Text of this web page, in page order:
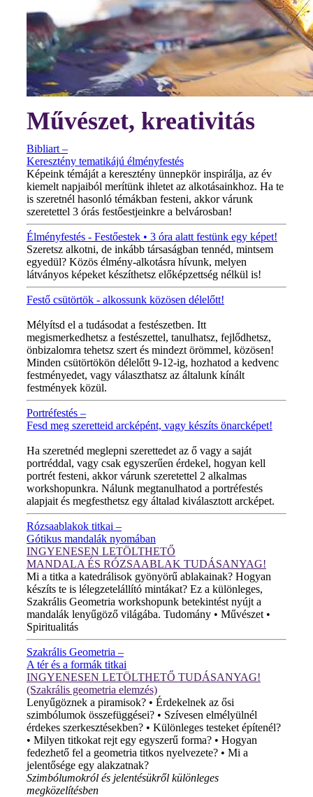
Művészet, kreativitás
Bibliart –
Keresztény tematikájú élményfestés
Képeink témáját a keresztény ünnepkör inspirálja, az év
kiemelt napjaiból merítünk ihletet az alkotásainkhoz. Ha te
is szeretnél hasonló témákban festeni, akkor várunk
szeretettel 3 órás festőestjeinkre a belvárosban!
Élményfestés - Festőestek • 3 óra alatt festünk egy képet!
Szeretsz alkotni, de inkább társaságban tennéd, mintsem
egyedül? Közös élmény-alkotásra hívunk, melyen
látványos képeket készíthetsz előképzettség nélkül is!
Festő csütörtök - alkossunk közösen délelőtt!
Mélyítsd el a tudásodat a festészetben. Itt
megismerkedhetsz a festészettel, tanulhatsz, fejlődhetsz,
önbizalomra tehetsz szert és mindezt örömmel, közösen!
Minden csütörtökön délelőtt 9-12-ig, hozhatod a kedvenc
festményedet, vagy választhatsz az általunk kínált
festmények közül.
Portréfestés –
Fesd meg szeretteid arcképént, vagy készíts önarcképet!
Ha szeretnéd meglepni szerettedet az ő vagy a saját
portréddal, vagy csak egyszerűen érdekel, hogyan kell
portrét festeni, akkor várunk szeretettel 2 alkalmas
workshopunkra. Nálunk megtanulhatod a portréfestés
alapjait és megfesthetsz egy általad kiválasztott arcképet.
Rózsaablakok titkai –
Gótikus mandalák nyomában
INGYENESEN LETÖLTHETŐ
MANDALA ÉS RÓZSAABLAK TUDÁSANYAG!
Mi a titka a katedrálisok gyönyörű ablakainak? Hogyan
készíts te is lélegzetelállító mintákat? Ez a különleges,
Szakrális Geometria workshopunk betekintést nyújt a
mandalák lenyűgöző világába. Tudomány • Művészet •
Spiritualitás
Szakrális Geometria –
A tér és a formák titkai
INGYENESEN LETÖLTHETŐ TUDÁSANYAG!
(Szakrális geometria elemzés)
Lenyűgöznek a piramisok? • Érdekelnek az ősi
szimbólumok összefüggései? • Szívesen elmélyülnél
érdekes szerkesztésekben? • Különleges testeket építenél?
• Milyen titkokat rejt egy egyszerű forma? • Hogyan
fedezhető fel a geometria titkos nyelvezete? • Mi a
jelentősége egy alakzatnak?
Szimbólumokról és jelentésükről különleges
megközelítésben